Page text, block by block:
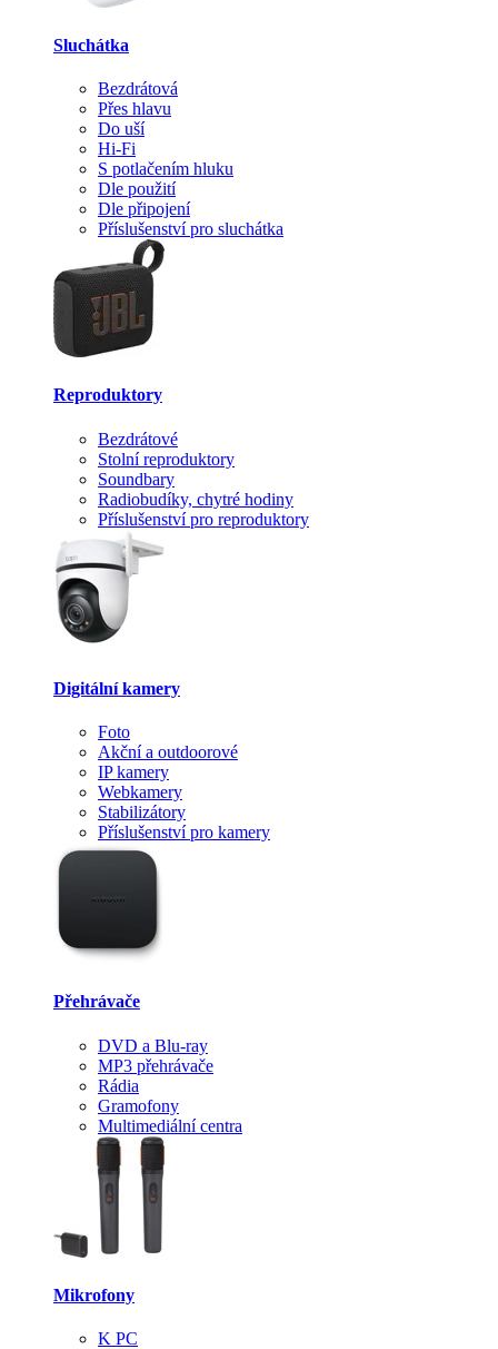
Sluchátka
Bezdrátová
Přes hlavu
Do uší
Hi-Fi
S potlačením hluku
Dle použití
Dle připojení
Příslušenství pro sluchátka
Reproduktory
Bezdrátové
Stolní reproduktory
Soundbary
Radiobudíky, chytré hodiny
Příslušenství pro reproduktory
Digitální kamery
Foto
Akční a outdoorové
IP kamery
Webkamery
Stabilizátory
Příslušenství pro kamery
Přehrávače
DVD a Blu-ray
MP3 přehrávače
Rádia
Gramofony
Multimediální centra
Mikrofony
K PC